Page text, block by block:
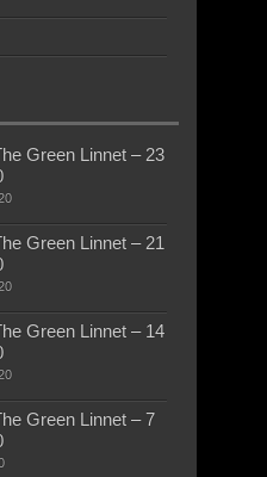
Green Linnet – 23
Green Linnet – 21
Green Linnet – 14
Green Linnet – 7